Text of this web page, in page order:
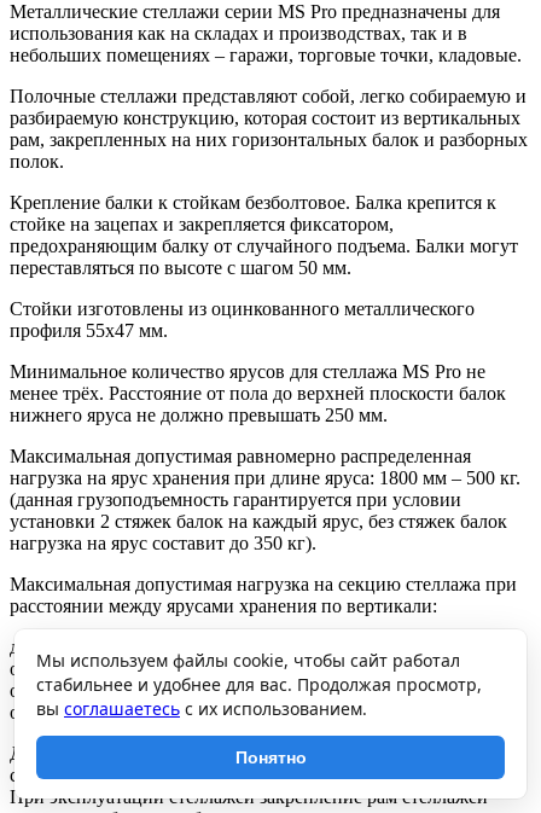
Металлические стеллажи серии MS Pro предназначены для
использования как на складах и производствах, так и в
небольших помещениях – гаражи, торговые точки, кладовые.
Полочные стеллажи представляют собой, легко собираемую и
разбираемую конструкцию, которая состоит из вертикальных
рам, закрепленных на них горизонтальных балок и разборных
полок.
Крепление балки к стойкам безболтовое. Балка крепится к
стойке на зацепах и закрепляется фиксатором,
предохраняющим балку от случайного подъема. Балки могут
переставляться по высоте с шагом 50 мм.
Стойки изготовлены из оцинкованного металлического
профиля 55х47 мм.
Минимальное количество ярусов для стеллажа MS Pro не
менее трёх. Расстояние от пола до верхней плоскости балок
нижнего яруса не должно превышать 250 мм.
Максимальная допустимая равномерно распределенная
нагрузка на ярус хранения при длине яруса: 1800 мм – 500 кг.
(данная грузоподъемность гарантируется при условии
установки 2 стяжек балок на каждый ярус, без стяжек балок
нагрузка на ярус составит до 350 кг).
Максимальная допустимая нагрузка на секцию стеллажа при
расстоянии между ярусами хранения по вертикали:
до 750 мм – 2500 кг,
от 750 до 1000 мм – 1500 кг,
от 1000 до 1250 мм – 1050 кг,
от 1250 до 2000 мм – 500 кг.
Допускается собирать стеллажи в линию с общей средней
стойкой. Грузоподъемность стеллажей при этом не снижается.
При эксплуатации стеллажей закрепление рам стеллажей
Мы используем файлы cookie, чтобы сайт работал
стабильнее и удобнее для вас. Продолжая просмотр,
вы соглашаетесь с их использованием.
Понятно